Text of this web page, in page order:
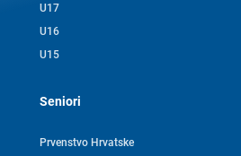
U17
U16
U15
Seniori
Prvenstvo Hrvatske